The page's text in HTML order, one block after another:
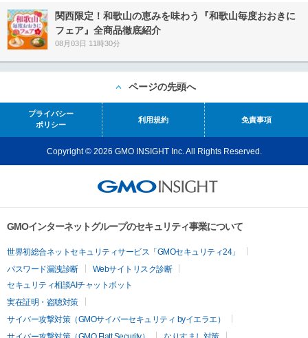
関西限定！和歌山の恵みを味わう『和歌山毎度おおきに
フェア』全商品徹底紹介
08月03日 11時30分
ページの先頭へ
プライバシー
ポリシー
利用規約 免責事項
Copyright © 2026 GMO INSIGHT Inc. All Rights Reserved.
GMOインターネットグループのセキュリティ事業について
世界初総合ネットセキュリティサービス「GMOセキュリティ24」
パスワード漏洩診断
Webサイトリスク診断
セキュリティ相談AIチャットボット
実在証明・盗聴対策
サイバー攻撃対策（GMOサイバーセキュリティ byイエラエ）